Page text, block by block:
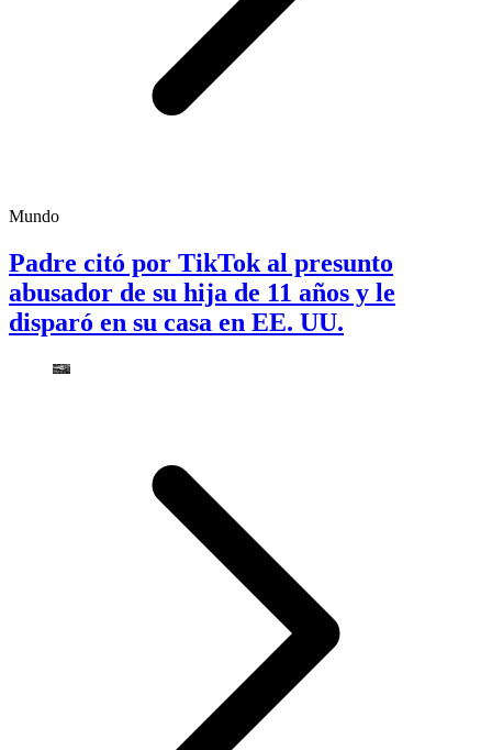
Mundo
Padre citó por TikTok al presunto
abusador de su hija de 11 años y le
disparó en su casa en EE. UU.